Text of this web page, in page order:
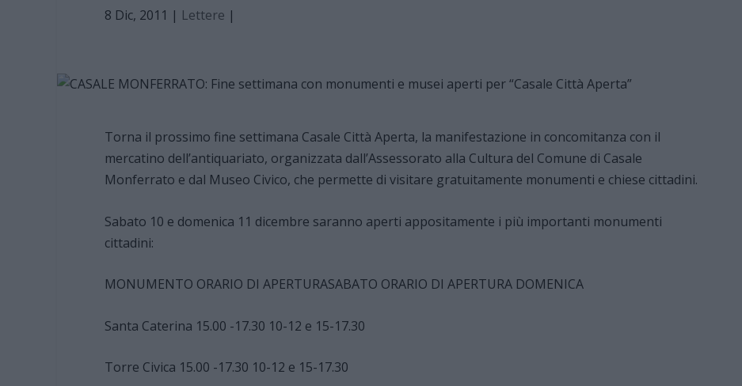
8 Dic, 2011 | Lettere |
Torna il prossimo fine settimana Casale Città Aperta, la manifestazione in concomitanza con il
mercatino dell’antiquariato, organizzata dall’Assessorato alla Cultura del Comune di Casale
Monferrato e dal Museo Civico, che permette di visitare gratuitamente monumenti e chiese cittadini.
Sabato 10 e domenica 11 dicembre saranno aperti appositamente i più importanti monumenti
cittadini:
MONUMENTO ORARIO DI APERTURASABATO ORARIO DI APERTURA DOMENICA
Santa Caterina 15.00 -17.30 10-12 e 15-17.30
Torre Civica 15.00 -17.30 10-12 e 15-17.30